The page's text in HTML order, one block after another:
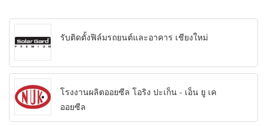
รับติดตั้งฟิล์มรถยนต์และอาคาร เชียงใหม่
โรงงานผลิตออยซีล โอริง ปะเก็น - เอ็น ยู เค
ออยซีล